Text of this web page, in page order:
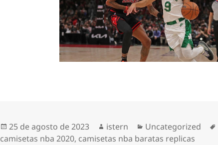
Publicado
el
25 de agosto de 2023 Autor
istern Categorías
Uncategorized
camisetas nba 2020, camisetas nba baratas replicas